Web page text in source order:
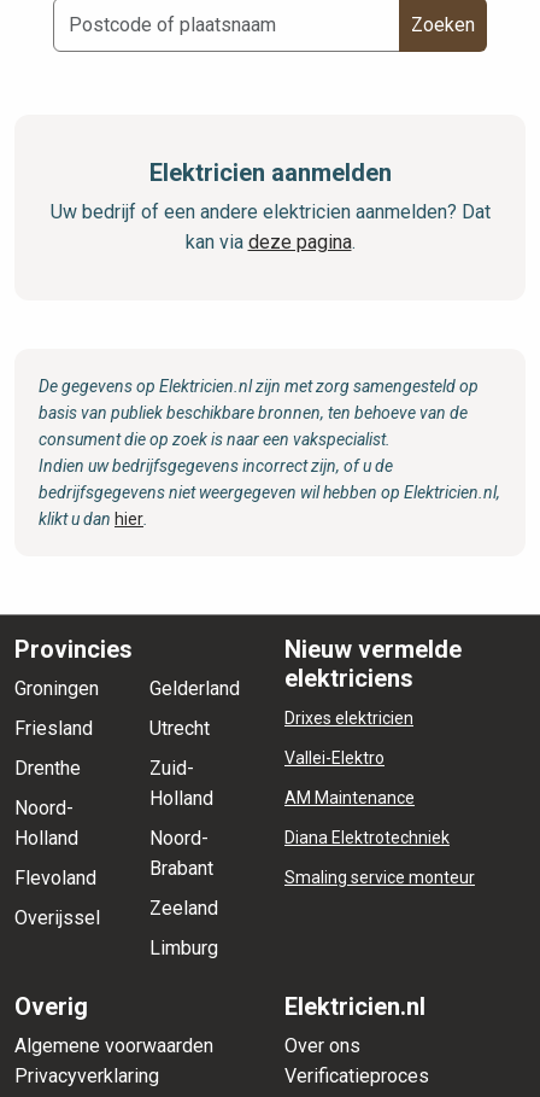
Zoeken
Elektricien aanmelden
Uw bedrijf of een andere elektricien aanmelden? Dat
kan via deze pagina.
De gegevens op Elektricien.nl zijn met zorg samengesteld op
basis van publiek beschikbare bronnen, ten behoeve van de
consument die op zoek is naar een vakspecialist.
Indien uw bedrijfsgegevens incorrect zijn, of u de
bedrijfsgegevens niet weergegeven wil hebben op Elektricien.nl,
klikt u dan hier
Provincies
Groningen
Friesland
Drenthe
Noord-
Holland
Flevoland
Overijssel
Gelderland
Utrecht
Zuid-
Holland
Noord-
Brabant
Zeeland
Limburg
Nieuw vermelde
elektriciens
Drixes elektricien
Vallei-Elektro
AM Maintenance
Diana Elektrotechniek
Smaling service monteur
Overig
Algemene voorwaarden
Privacyverklaring
Elektricien.nl
Over ons
Verificatieproces